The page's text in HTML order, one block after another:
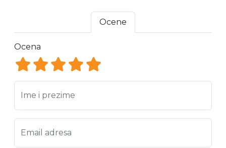
Ocene
Ocena
Ocena 5
Ocena 4
Ocena 3
Ocena 2
Ocena 1
Ime i prezime
Email adresa